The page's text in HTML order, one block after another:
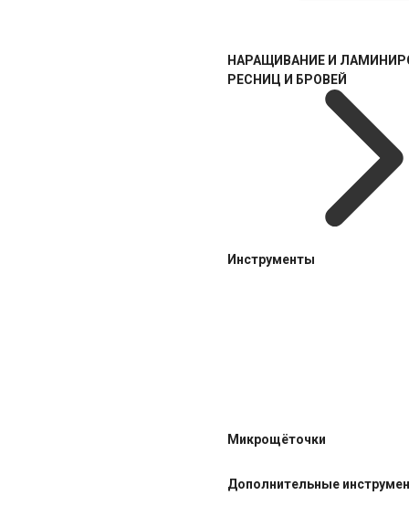
НАРАЩИВАНИЕ И
РЕСНИЦ И БРОВЕЙ
Инструменты
Микрощёточки
Дополнительные